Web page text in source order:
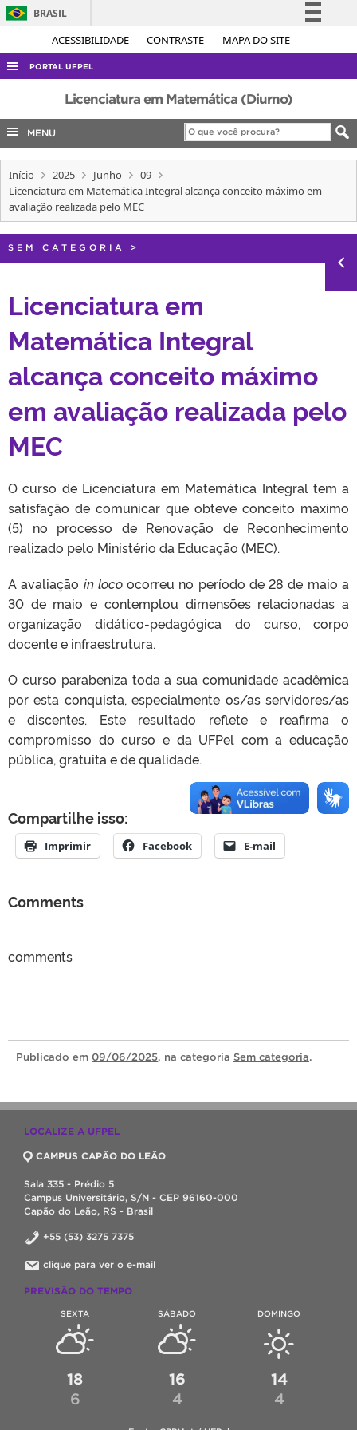
ACESSIBILIDADE CONTRASTE MAPA DO SITE
BRASIL
Simplifique!
Acesso à informação
Legislação
Canais
PORTAL UFPEL
ACESSO À INFORMAÇÃO
AUDITORIA
COBALTO
CONCURSOS
EDITAIS
TELEFONES
Licenciatura em Matemática (Diurno)
MENU
Início 2025 Junho
09
Licenciatura em Matemática Integral alcança conceito máximo em
avaliação realizada pelo MEC
SEM CATEGORIA >
Licenciatura em
Matemática Integral
alcança conceito máximo
em avaliação realizada pelo
MEC
O curso de Licenciatura em Matemática Integral tem a
satisfação de comunicar que obteve conceito máximo
(5) no processo de Renovação de Reconhecimento
realizado pelo Ministério da Educação (MEC).
A avaliação in locoocorreu no período de 28 de maio a
30 de maio e contemplou dimensões relacionadas a
organização didático-pedagógica do curso, corpo
docente e infraestrutura.
O curso parabeniza toda a sua comunidade acadêmica
por esta conquista, especialmente os/as servidores/as
e discentes. Este resultado reflete e reafirma o
compromisso do curso e da UFPel com a educação
pública, gratuita e de qualidade.
Compartilhe isso:
Imprimir Facebook E-mail
Comments
comments
Publicado em 09/06/2025, na categoria Sem categoria.
LOCALIZE A UFPEL
CAMPUS CAPÃO DO LEÃO
Sala 335 - Prédio 5
Campus Universitário, S/N - CEP 96160-000
Capão do Leão, RS - Brasil
+55 (53) 3275 7375
clique para ver o e-mail
PREVISÃO DO TEMPO
SEXTA
18
6
SÁBADO
16
4
DOMINGO
14
4